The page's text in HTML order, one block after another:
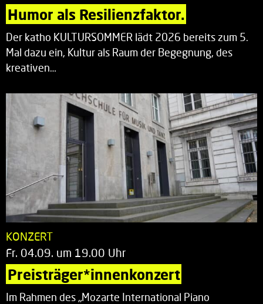
Humor als Resilienzfaktor.
Der katho KULTURSOMMER lädt 2026 bereits zum 5.
Mal dazu ein, Kultur als Raum der Begegnung, des
kreativen…
KONZERT
Fr. 04.09. um 19.00 Uhr
Preisträger*innenkonzert
Im Rahmen des „Mozarte International Piano